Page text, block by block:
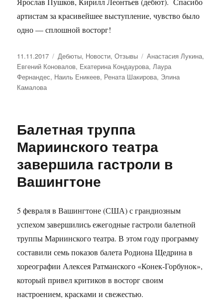
артистам за красивейшее выступление, чувство было
одно — сплошной восторг!
Опубликовано
11.11.2017 Рубрики
Дебюты, Новости,Отзывы Метки
Анастасия Лукина,
Евгений Коновалов, Екатерина Кондаурова, Лаура
Фернандес, Наиль Еникеев, Рената Шакирова, Элина
Камалова
Балетная труппа
Мариинского театра
завершила гастроли в
Вашингтоне
5 февраля в Вашингтоне (США) с грандиозным
успехом завершились ежегодные гастроли балетной
труппы Мариинского театра. В этом году программу
составили семь показов балета Родиона Щедрина в
хореографии Алексея Ратманского «Конек-Горбунок»,
который привел критиков в восторг своим
настроением, красками и свежестью.